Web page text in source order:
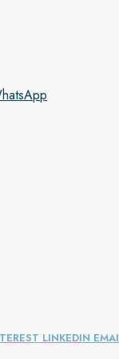
LINKEDIN